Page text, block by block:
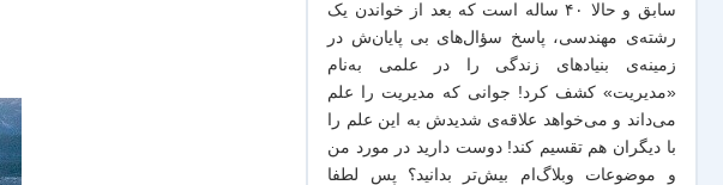
سابق و حالا ۴۰ ساله است که بعد از خواندن یک
رشته‌ی مهندسی، پاسخ سؤال‌های بی پایان‌ش در
زمینه‌ی بنیادهای زندگی را در علمی به‌نام
«مدیریت» کشف کرد! جوانی که مدیریت را علم
می‌داند و می‌خواهد علاقه‌ی شدیدش به این علم را
بادیگران همتقسیم کند! دوست دارید در مورد من
و موضوعات وبلاگ‌ام بیش‌تر بدانید؟ پس لطفا